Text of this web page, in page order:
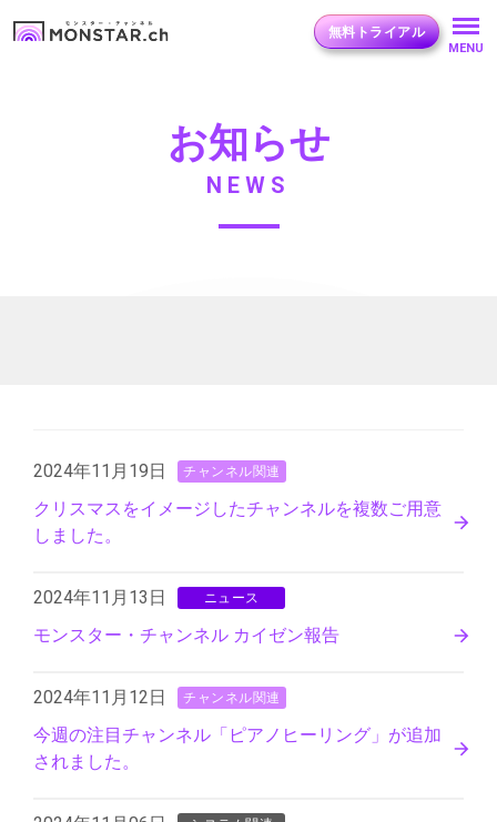
無料トライアル
MENU
お知らせ
NEWS
2024年11月19日 チャンネル関連
クリスマスをイメージしたチャンネルを複数ご用意
しました。
2024年11月13日 ニュース
モンスター・チャンネル カイゼン報告
2024年11月12日 チャンネル関連
今週の注目チャンネル「ピアノヒーリング」が追加
されました。